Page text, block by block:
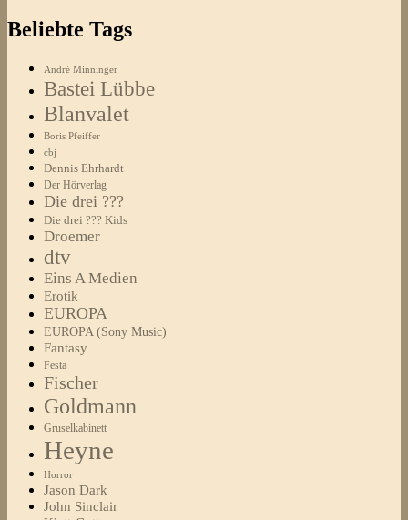
Beliebte Tags
André Minninger
Bastei Lübbe
Blanvalet
Boris Pfeiffer
cbj
Dennis Ehrhardt
Der Hörverlag
Die drei ???
Die drei ??? Kids
Droemer
dtv
Eins A Medien
Erotik
EUROPA
EUROPA (Sony Music)
Fantasy
Festa
Fischer
Goldmann
Gruselkabinett
Heyne
Horror
Jason Dark
John Sinclair